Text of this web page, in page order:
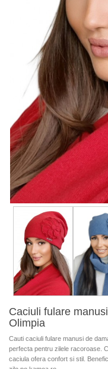
Caciuli fulare
Olimpia
Cauti caciuli fulare manusi de
perfecta pentru zilele racoroase.
caciula ofera confort si stil.